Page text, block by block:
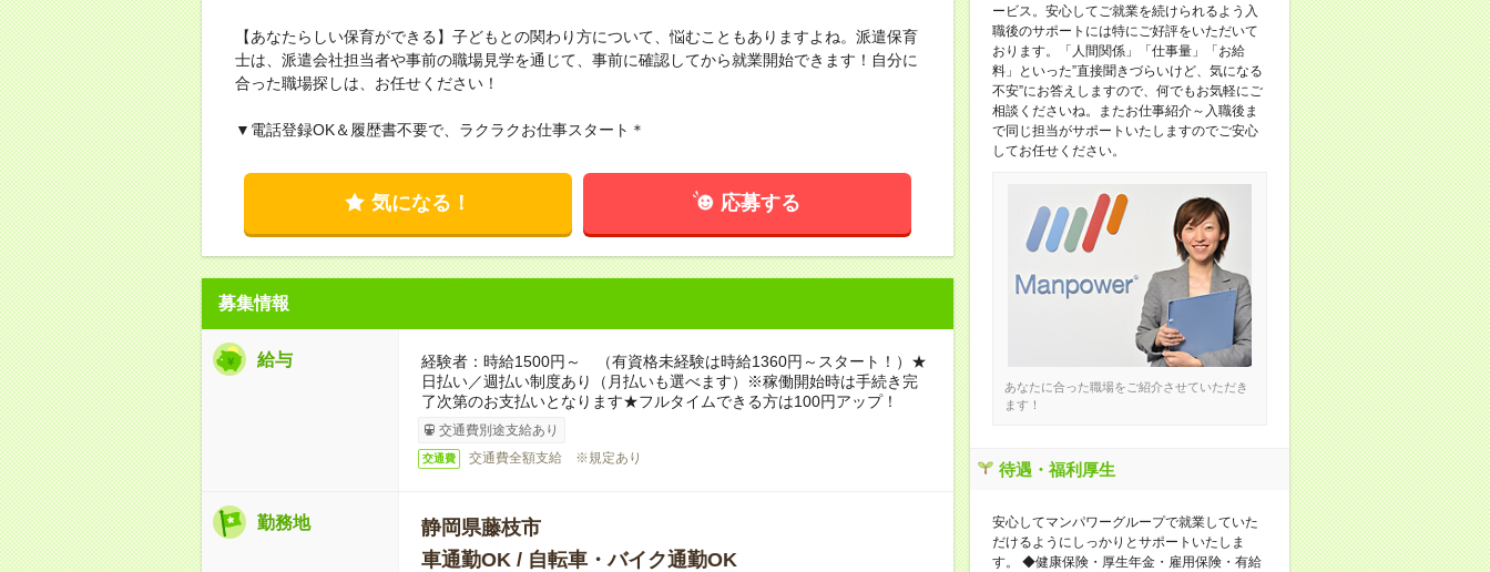
【あなたらしい保育ができる】子どもとの関わり方について、悩むこともありますよね。派遣保育
士は、派遣会社担当者や事前の職場見学を通じて、事前に確認してから就業開始できます！自分に
合った職場探しは、お任せください！
▼電話登録OK＆履歴書不要で、ラクラクお仕事スタート＊
気になる！ 応募する
募集情報
給与
経験者：時給1500円～ （有資格未経験は時給1360円～スタート！）★
日払い／週払い制度あり（月払いも選べます）※稼働開始時は手続き完
了次第のお支払いとなります★フルタイムできる方は100円アップ！
交通費別途支給あり
交通費 交通費全額支給 ※規定あり
勤務地
静岡県藤枝市
車通勤OK / 自転車・バイク通勤OK
ービス。安心してご就業を続けられるよう入
職後のサポートには特にご好評をいただいて
おります。「人間関係」「仕事量」「お給
料」といった”直接聞きづらいけど、気になる
不安”にお答えしますので、何でもお気軽にご
相談くださいね。またお仕事紹介～入職後ま
で同じ担当がサポートいたしますのでご安心
してお任せください。
あなたに合った職場をご紹介させていただき
ます！
待遇・福利厚生
安心してマンパワーグループで就業していた
だけるようにしっかりとサポートいたしま
す。 ◆健康保険・厚生年金・雇用保険・有給